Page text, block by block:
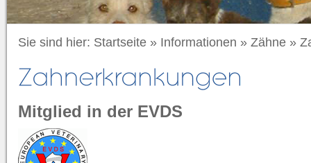
Sie sind hier: Startseite » Informationen » Zähne »
Mitglied in der EVDS